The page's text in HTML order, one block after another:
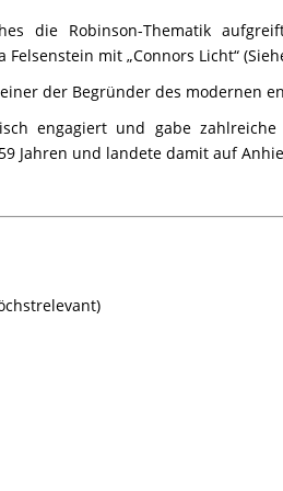
die Robinson-Thematik
Felsenstein mit „Connors Licht“
der Begründer des modernen
engagiert und gabe zahlreiche
Jahren und landete damit auf